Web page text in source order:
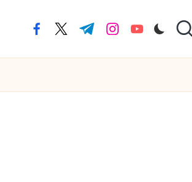
facebook.com
twitter.com
t.me instagram.com
youtube.com